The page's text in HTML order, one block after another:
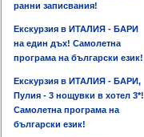
ранни записвания!
Екскурзия в ИТАЛИЯ - БАРИ
на един дъх! Самолетна
програма на български език!
Екскурзия в ИТАЛИЯ - БАРИ,
Пулия - 3 нощувки в хотел 3*!
Самолетна програма на
български език!